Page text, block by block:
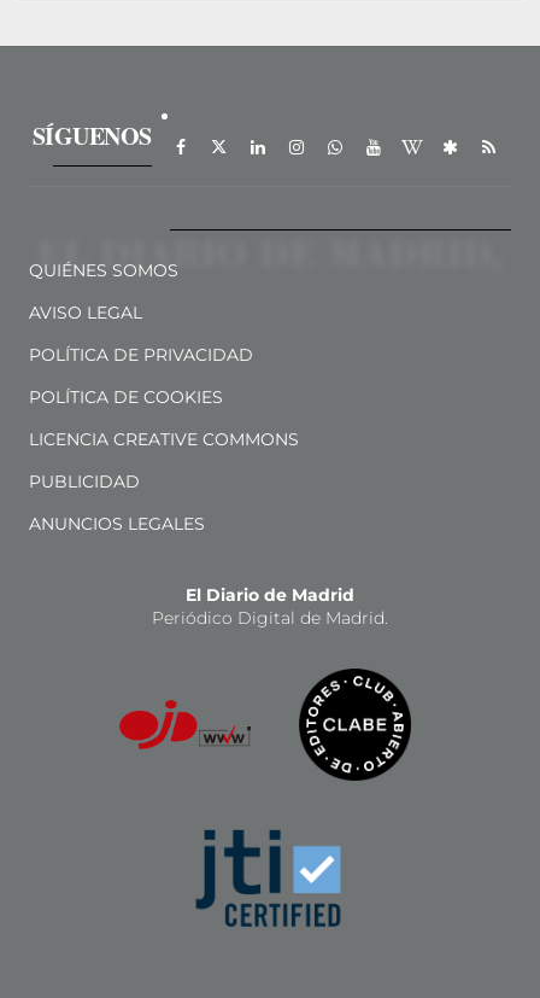
SÍGUENOS
QUIÉNES SOMOS
AVISO LEGAL
POLÍTICA DE PRIVACIDAD
POLÍTICA DE COOKIES
LICENCIA CREATIVE COMMONS
PUBLICIDAD
ANUNCIOS LEGALES
El Diario de Madrid
Periódico Digital de Madrid.